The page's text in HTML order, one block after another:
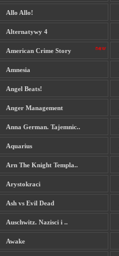
Allo Allo!
Alternatywy 4
American Crime Story
Amnesia
Angel Beats!
Anger Management
Anna German. Tajemnic..
Aquarius
Arn The Knight Templa..
Arystokraci
Ash vs Evil Dead
Auschwitz. Nazisci i ..
Awake